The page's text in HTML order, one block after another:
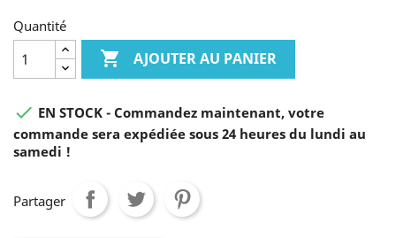
Quantité
 AJOUTER AU PANIER
 EN STOCK - Commandez maintenant, votre
commande sera expédiée sous 24 heures du lundi au
samedi !
Partager